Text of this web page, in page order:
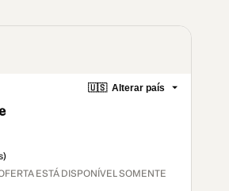
🇺🇸 Alterar país
ESTÁ DISPONÍVEL SOMENTE